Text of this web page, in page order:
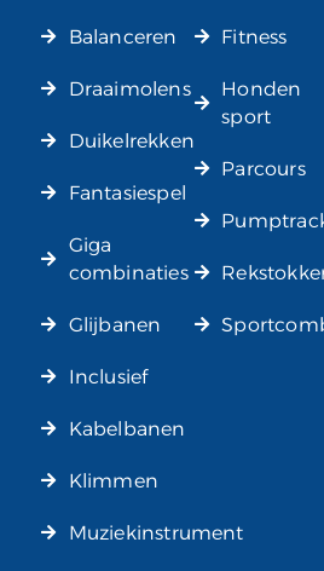
Balanceren
Draaimolens
Duikelrekken
Fantasiespel
Giga
combinaties
Glijbanen
Inclusief
Kabelbanen
Klimmen
Muziekinstrument
Fitness
Honden
sport
Parcours